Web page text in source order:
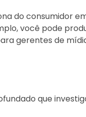
do consumidor
você pode
gerentes de
que